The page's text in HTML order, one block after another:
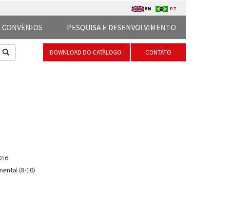
EN PT
PESQUISA E DESENVOLVIMENTO
CONVÊNIOS
DOWNLOAD DO CATÀLOGO CONTATO
(8-10)